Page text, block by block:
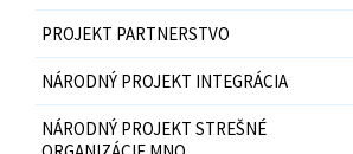
PROJEKT PARTNERSTVO
NÁRODNÝ PROJEKT INTEGRÁCIA
NÁRODNÝ PROJEKT STREŠNÉ